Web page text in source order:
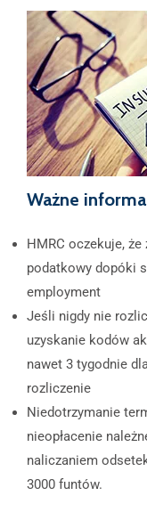
Ważne
HMRC oczekuje,
podatkowy dopóki
employment
Jeśli nigdy nie
uzyskanie kodów
nawet 3 tygodnie
rozliczenie
Niedotrzymanie
nieopłacenie
naliczaniem
3000 funtów.​